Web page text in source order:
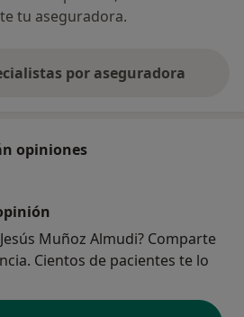
tu aseguradora.
por aseguradora
opiniones
Muñoz Almudi? Comparte
Cientos de pacientes te lo